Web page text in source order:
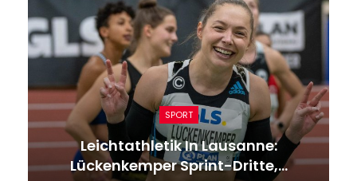
SPORT
Leichtathletik In Lausanne:
Lückenkemper Sprint-Dritte,…